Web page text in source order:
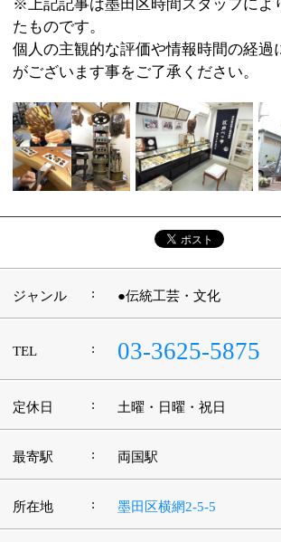
営業時間 : 10：00～18：00
駐車場 : 無
このページの先頭へ
江戸川区時間 江東区時間 葛飾区時間
表示：PC |モバイル
© 2013 art blue Inc.